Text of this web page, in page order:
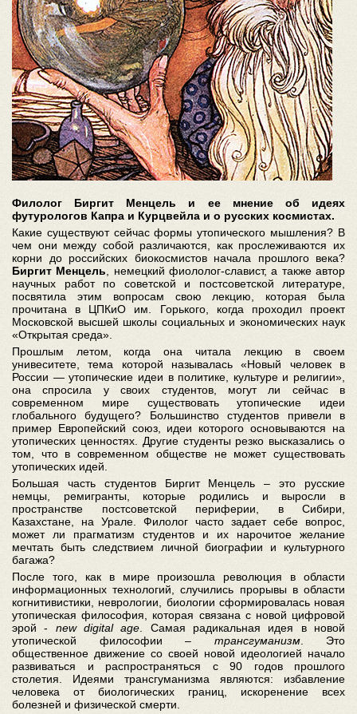
Филолог Биргит Менцель и ее мнение об идеях
футурологов Капра и Курцвейла и о русских космистах.
Какие существуют сейчас формы утопического мышления? В
чем они между собой различаются, как прослеживаются их
корни до российских биокосмистов начала прошлого века?
Биргит Менцель , немецкий фиололог-славист, а также автор
научных работ по советской и постсоветской литературе,
посвятила этим вопросам свою лекцию, которая была
прочитана в ЦПКиО им. Горького, когда проходил проект
Московской высшей школы социальных и экономических наук
«Открытая среда».
Прошлым летом, когда она читала лекцию в своем
унивеситете, тема которой называлась «Новый человек в
России — утопические идеи в политике, культуре и религии»,
она спросила у своих студентов, могут ли сейчас в
современном мире существовать утопические идеи
глобального будущего? Большинство студентов привели в
пример Европейский союз, идеи которого основываются на
утопических ценностях. Другие студенты резко высказались о
том, что в современном обществе не может существовать
утопических идей.
Большая часть студентов Биргит Менцель – это русские
немцы, ремигранты, которые родились и выросли в
пространстве постсоветской периферии, в Сибири,
Казахстане, на Урале. Филолог часто задает себе вопрос,
может ли прагматизм студентов и их нарочитое желание
мечтать быть следствием личной биографии и культурного
багажа?
После того, как в мире произошла революция в области
информационных технологий, случились прорывы в области
когнитивистики, неврологии, биологии сформировалась новая
утопическая философия, которая связана с новой цифровой
эрой - new digital age . Самая радикальная идея в новой
утопической философии – трансгуманизм. Это
общественное движение со своей новой идеологией начало
развиваться и распространяться с 90 годов прошлого
столетия. Идеями трансгуманизма являются: избавление
человека от биологических границ, искоренение всех
болезней и физической смерти.